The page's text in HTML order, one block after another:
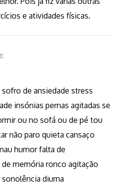
e atividades físicas.
sofro de ansiedade stress
insónias pernas agitadas se
ou no sofá ou de pé tou
não paro quieta cansaço
humor falta de
memória ronco agitação
diurna